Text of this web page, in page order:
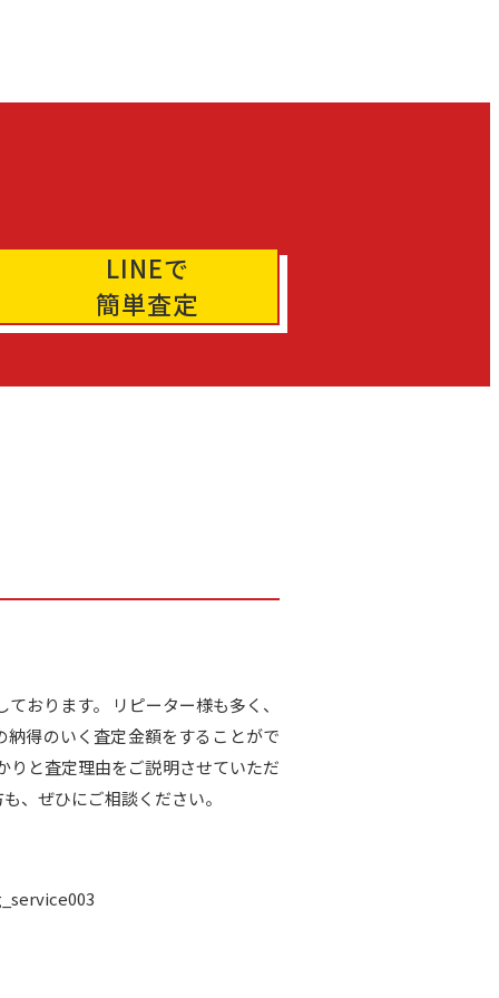
LINEで
簡単査定
おります。 リピーター様も多く、
得のいく査定金額をすることがで
りと査定理由をご説明させていただ
、ぜひにご相談ください。